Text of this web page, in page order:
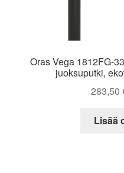
Oras Vega 1812FG-
juoksuputki,
283,50
Lisää